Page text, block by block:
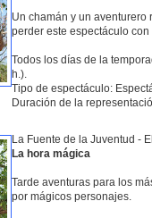
Un chamán y un
perder este espectáculo
Todos los días de la
h.).
Tipo de espectáculo:
Duración de la
La Fuente de la Juventud -
La hora mágica
Tarde aventuras para los
por mágicos personajes.